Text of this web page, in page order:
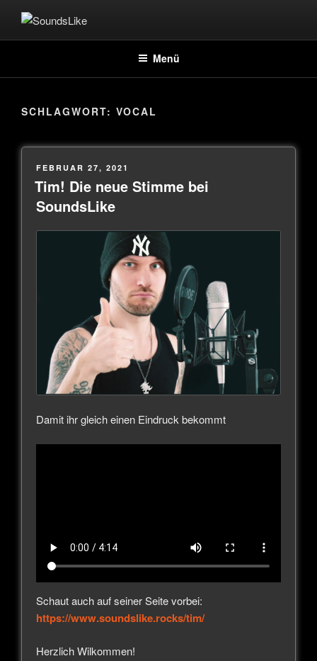
SOUNDSLIKE
Coverband
Menü
SCHLAGWORT: VOCAL
FEBRUAR 27, 2021
Tim! Die neue Stimme bei
SoundsLike
Damit ihr gleich einen Eindruck bekommt
Schaut auch auf seiner Seite vorbei:
https://www.soundslike.rocks/tim/
Herzlich Wilkommen!